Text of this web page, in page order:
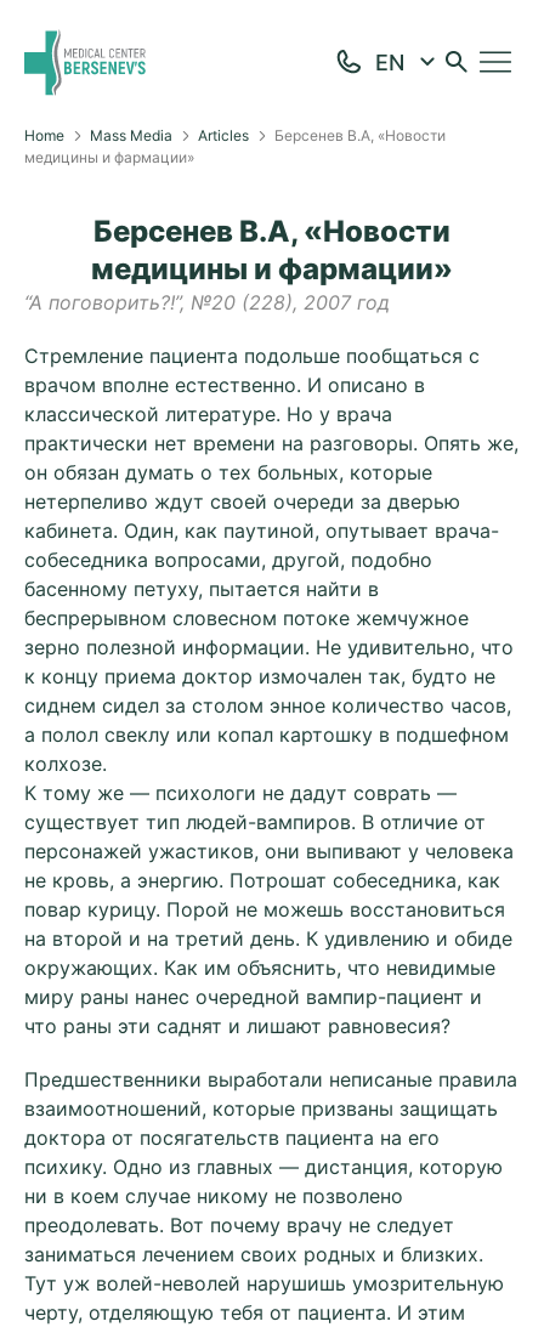
Home Mass Media Articles
Берсенев В.А, «Новости
медицины и фармации»
Берсенев В.А, «Новости
медицины и фармации»
“А поговорить?!”, №20 (228), 2007 год
Стремление пациента подольше пообщаться с
врачом вполне естественно. И описано в
классической литературе. Но у врача
практически нет времени на разговоры. Опять же,
он обязан думать о тех больных, которые
нетерпеливо ждут своей очереди за дверью
кабинета. Один, как паутиной, опутывает врача-
собеседника вопросами, другой, подобно
басенному петуху, пытается найти в
беспрерывном словесном потоке жемчужное
зерно полезной информации. Не удивительно, что
к концу приема доктор измочален так, будто не
сиднем сидел за столом энное количество часов,
а полол свеклу или копал картошку в подшефном
колхозе.
К тому же — психологи не дадут соврать —
существует тип людей-вампиров. В отличие от
персонажей ужастиков, они выпивают у человека
не кровь, а энергию. Потрошат собеседника, как
повар курицу. Порой не можешь восстановиться
на второй и на третий день. К удивлению и обиде
окружающих. Как им объяснить, что невидимые
миру раны нанес очередной вампир-пациент и
что раны эти саднят и лишают равновесия?
Предшественники выработали неписаные правила
взаимоотношений, которые призваны защищать
доктора от посягательств пациента на его
психику. Одно из главных — дистанция, которую
ни в коем случае никому не позволено
преодолевать. Вот почему врачу не следует
заниматься лечением своих родных и близких.
Тут уж волей-неволей нарушишь умозрительную
черту, отделяющую тебя от пациента. И этим